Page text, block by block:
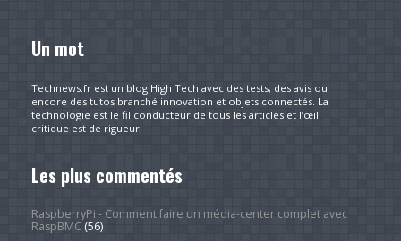
Un mot
Technews.fr est un blog High Tech avec des tests, des avis ou
encore des tutos branché innovation et objets connectés. La
technologie est le fil conducteur de tous les articles et l’œil
critique est de rigueur.
Les plus commentés
RaspberryPi - Comment faire un média-center complet avec
RaspBMC(56)